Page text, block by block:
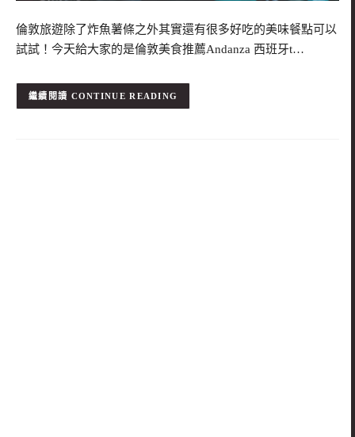
倫敦旅遊除了炸魚薯條之外其實還有很多好吃的美味餐點可以
試試！今天給大家的是倫敦美食推薦Andanza 西班牙t…
CONTINUE READING